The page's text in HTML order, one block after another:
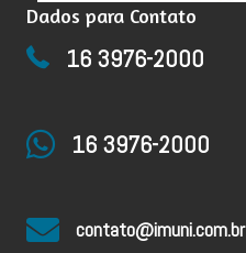
Dados para Contato
16 3976-2000
16 3976-2000
contato@imuni.com.br